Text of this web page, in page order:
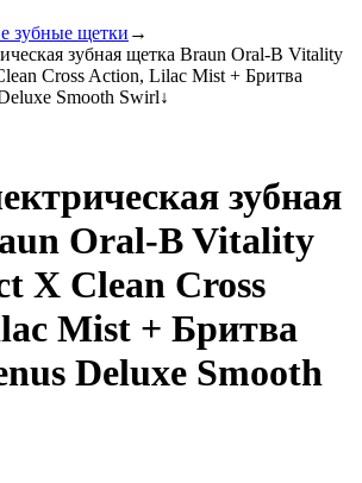
зубные щетки →
зубная щетка Braun Oral-B Vitality
Cross Action, Lilac Mist + Бритва
Smooth Swirl↓
зубная
Oral-B Vitality
X Clean Cross
Mist + Бритва
Deluxe Smooth